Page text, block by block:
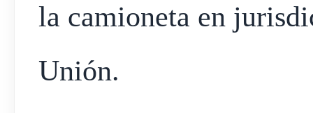
la camioneta en
Unión.